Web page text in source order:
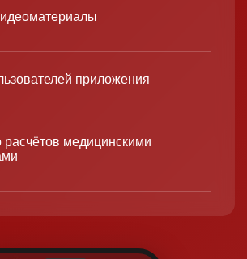
приложения
расчётов медицинскими